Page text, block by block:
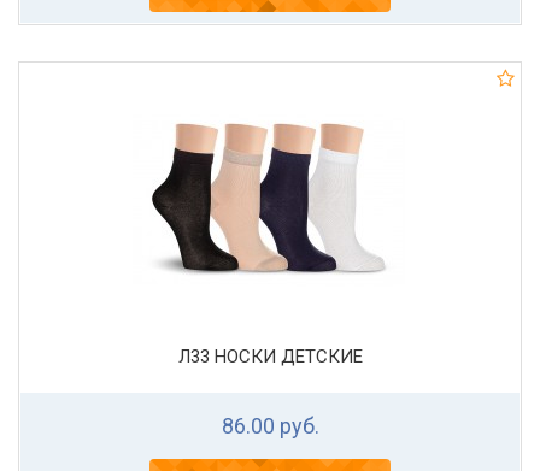
Л33 НОСКИ ДЕТСКИЕ
86.00 руб.